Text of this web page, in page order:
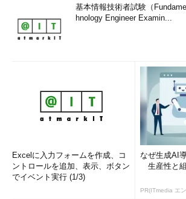
基本情報技術者試験（
hnology Engineer Examin...
Excelに入力フォームを作成、コ
ントロールを追加、表示、ボタン
でイベント実行 (1/3)
なぜ生成AI
生産性と
PR(ITmedia エ